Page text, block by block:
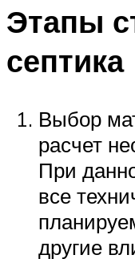
Этапы
септика
Выбор
расчет
При
все
другие